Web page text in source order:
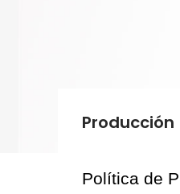
Producción
Política de